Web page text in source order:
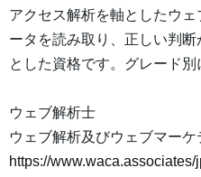
アクセス解析を軸としたウ
ータを読み取り、正しい判
とした資格です。グレード別
ウェブ解析士
ウェブ解析及びウェブマー
https://